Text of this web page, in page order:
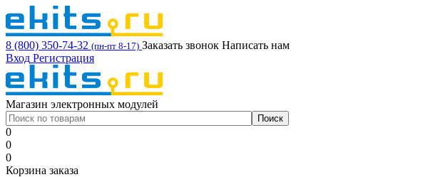
8 (800) 350-74-32 (пн-пт 8-17) Заказать звонок Написать нам
Вход Регистрация
Магазин электронных модулей
0
0
0
Корзина заказа